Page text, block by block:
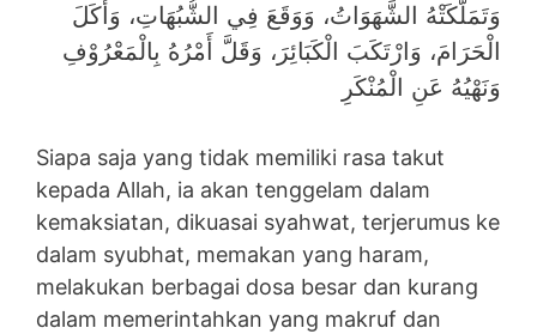
وَتَمَلَّكَتْهُ الشَّهَوَاتُ، وَوَقَعَ فِي الشُّبُهَاتِ، وَأَكَلَ
الْحَرَامَ، وَارْتَكَبَ الْكَبَائِرَ، وَقَلَّ أَمْرُهُ بِالْمَعْرُوْفِ
وَنَهْيُهُ عَنِ الْمُنْكَرِ
Siapa saja yang tidak memiliki rasa takut
kepada Allah, ia akan tenggelam dalam
kemaksiatan, dikuasai syahwat, terjerumus ke
dalam syubhat, memakan yang haram,
melakukan berbagai dosa besar dan kurang
dalam memerintahkan yang makruf dan